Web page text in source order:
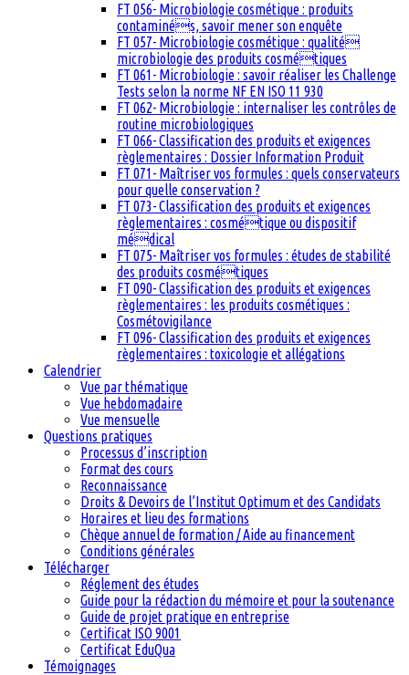
FT 056- Microbiologie cosmétique : produits
contaminés, savoir mener son enquête
FT 057- Microbiologie cosmétique : qualité
microbiologie des produits cosmétiques
FT 061- Microbiologie : savoir réaliser les Challenge
Tests selon la norme NF EN ISO 11 930
FT 062- Microbiologie : internaliser les contrôles de
routine microbiologiques
FT 066- Classification des produits et exigences
règlementaires : Dossier Information Produit
FT 071- Maîtriser vos formules : quels conservateurs
pour quelle conservation ?
FT 073- Classification des produits et exigences
règlementaires : cosmétique ou dispositif
médical
FT 075- Maîtriser vos formules : études de stabilité
des produits cosmétiques
FT 090- Classification des produits et exigences
règlementaires : les produits cosmétiques :
Cosmétovigilance
FT 096- Classification des produits et exigences
règlementaires : toxicologie et allégations
Calendrier
Vue par thématique
Vue hebdomadaire
Vue mensuelle
Questions pratiques
Processus d’inscription
Format des cours
Reconnaissance
Droits & Devoirs de l’Institut Optimum et des Candidats
Horaires et lieu des formations
Chèque annuel de formation / Aide au financement
Conditions générales
Télécharger
Réglement des études
Guide pour la rédaction du mémoire et pour la soutenance
Guide de projet pratique en entreprise
Certificat ISO 9001
Certificat EduQua
Témoignages